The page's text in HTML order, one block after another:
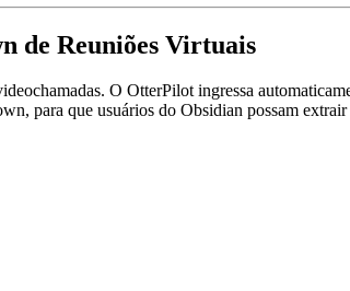
de Reuniões Virtuais
O OtterPilot ingressa
para que usuários do Obsidian possam